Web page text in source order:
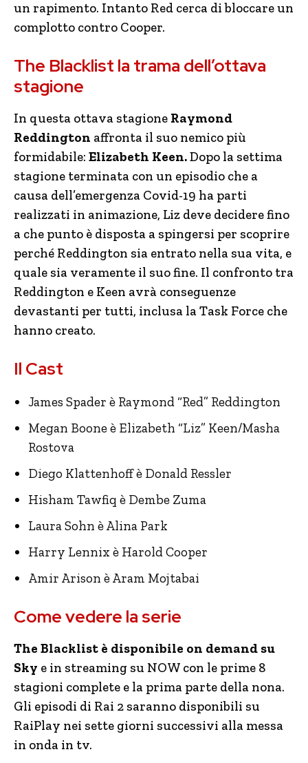
un rapimento. Intanto Red cerca di bloccare un
complotto contro Cooper.
The Blacklist la trama dell’ottava
stagione
In questa ottava stagione Raymond
Reddington affronta il suo nemico più
formidabile: Elizabeth Keen.Dopo la settima
stagione terminata con un episodio che a
causa dell’emergenza Covid-19 ha parti
realizzati in animazione, Liz deve decidere fino
a che punto è disposta a spingersi per scoprire
perché Reddington sia entrato nella sua vita, e
quale sia veramente il suo fine. Il confronto tra
Reddington e Keen avrà conseguenze
devastanti per tutti, inclusa la Task Force che
hanno creato.
Il Cast
James Spader è Raymond “Red” Reddington
Megan Boone è Elizabeth “Liz” Keen/Masha
Rostova
Diego Klattenhoff è Donald Ressler
Hisham Tawfiq è Dembe Zuma
Laura Sohn è Alina Park
Harry Lennix è Harold Cooper
Amir Arison è Aram Mojtabai
Come vedere la serie
The Blacklist è disponibile on demand su
Sky e in streaming su NOW con le prime 8
stagioni complete e la prima parte della nona.
Gli episodi di Rai 2 saranno disponibili su
RaiPlay nei sette giorni successivi alla messa
in onda in tv.